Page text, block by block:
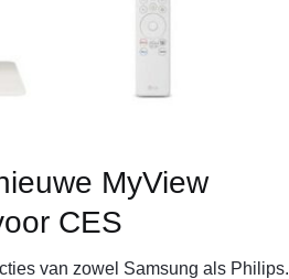
MyView
CES
van zowel Samsung als Philips.